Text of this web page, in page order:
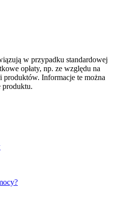
w przypadku standardowej
opłaty, np. ze względu na
produktów. Informacje te można
produktu.